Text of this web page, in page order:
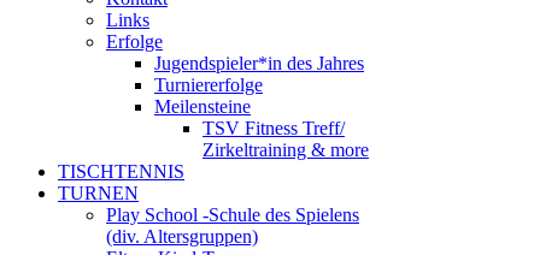
Links
Erfolge
Jugendspieler*in des Jahres
Turniererfolge
Meilensteine
TSV Fitness Treff/
Zirkeltraining & more
TISCHTENNIS
TURNEN
Play School -Schule des Spielens
(div. Altersgruppen)